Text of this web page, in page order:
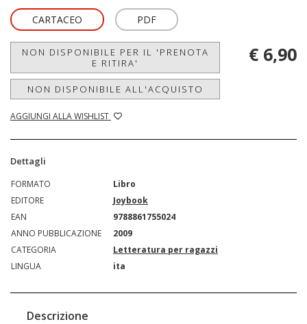
CARTACEO PDF
NON DISPONIBILE PER IL 'PRENOTA
E RITIRA'
NON DISPONIBILE ALL'ACQUISTO
AGGIUNGI ALLA WISHLIST
€ 6,90
Dettagli
FORMATO
Libro
EDITORE
Joybook
EAN
9788861755024
ANNO PUBBLICAZIONE
2009
CATEGORIA
Letteratura per ragazzi
LINGUA
ita
Descrizione